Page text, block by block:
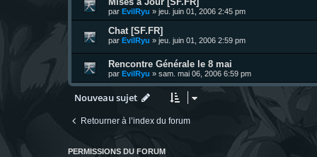
par EvilRyu » jeu. juin 01, 2006 2:45 pm
Chat [SF.FR]
par EvilRyu » jeu. juin 01, 2006 2:59 pm
Rencontre Générale le 8 mai
par EvilRyu » sam. mai 06, 2006 6:59 pm
Nouveau sujet
Retourner à l’index du forum
PERMISSIONS DU FORUM